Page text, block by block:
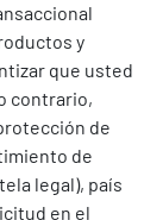
y
que usted
contrario,
de
de
legal), país
en el